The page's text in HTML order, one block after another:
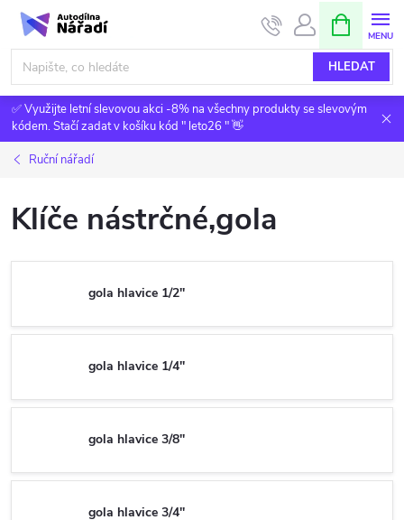
Přejít
obsah
HLEDAT
NÁKUPNÍ
KOŠÍK
✅ Využijte letní slevovou akci -8% na všechny produkty se slevovým
kódem. Stačí zadat v košíku kód " leto26 " 👋
Ruční nářadí
Klíče nástrčné,gola
gola hlavice 1/2''
gola hlavice 1/4''
gola hlavice 3/8''
gola hlavice 3/4''